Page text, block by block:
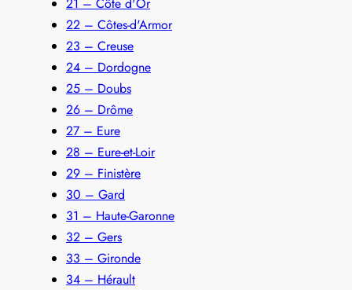
22 – Côtes-d'Armor
23 – Creuse
24 – Dordogne
25 – Doubs
26 – Drôme
27 – Eure
28 – Eure-et-Loir
29 – Finistère
30 – Gard
31 – Haute-Garonne
32 – Gers
33 – Gironde
34 – Hérault